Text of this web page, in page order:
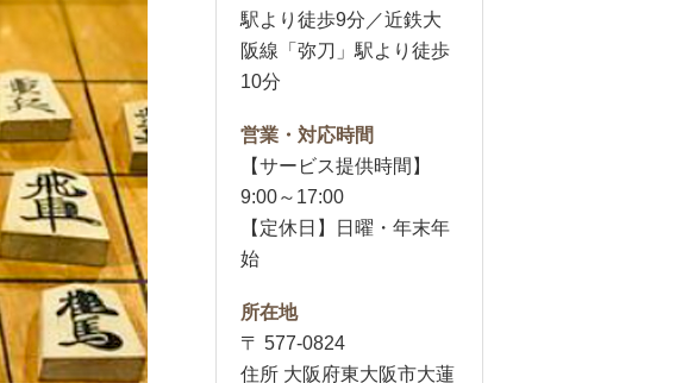
駅より徒歩9分／近鉄大
阪線「弥刀」駅より徒歩
10分
営業・対応時間
【サービス提供時間】
9:00～17:00
【定休日】日曜・年末年
始
所在地
〒 577-0824
住所 大阪府東大阪市大蓮